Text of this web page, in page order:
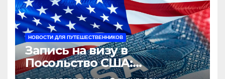
НОВОСТИ ДЛЯ ПУТЕШЕСТВЕННИКОВ
Запись на визу в
Посольство США:
Пошаговое руководство